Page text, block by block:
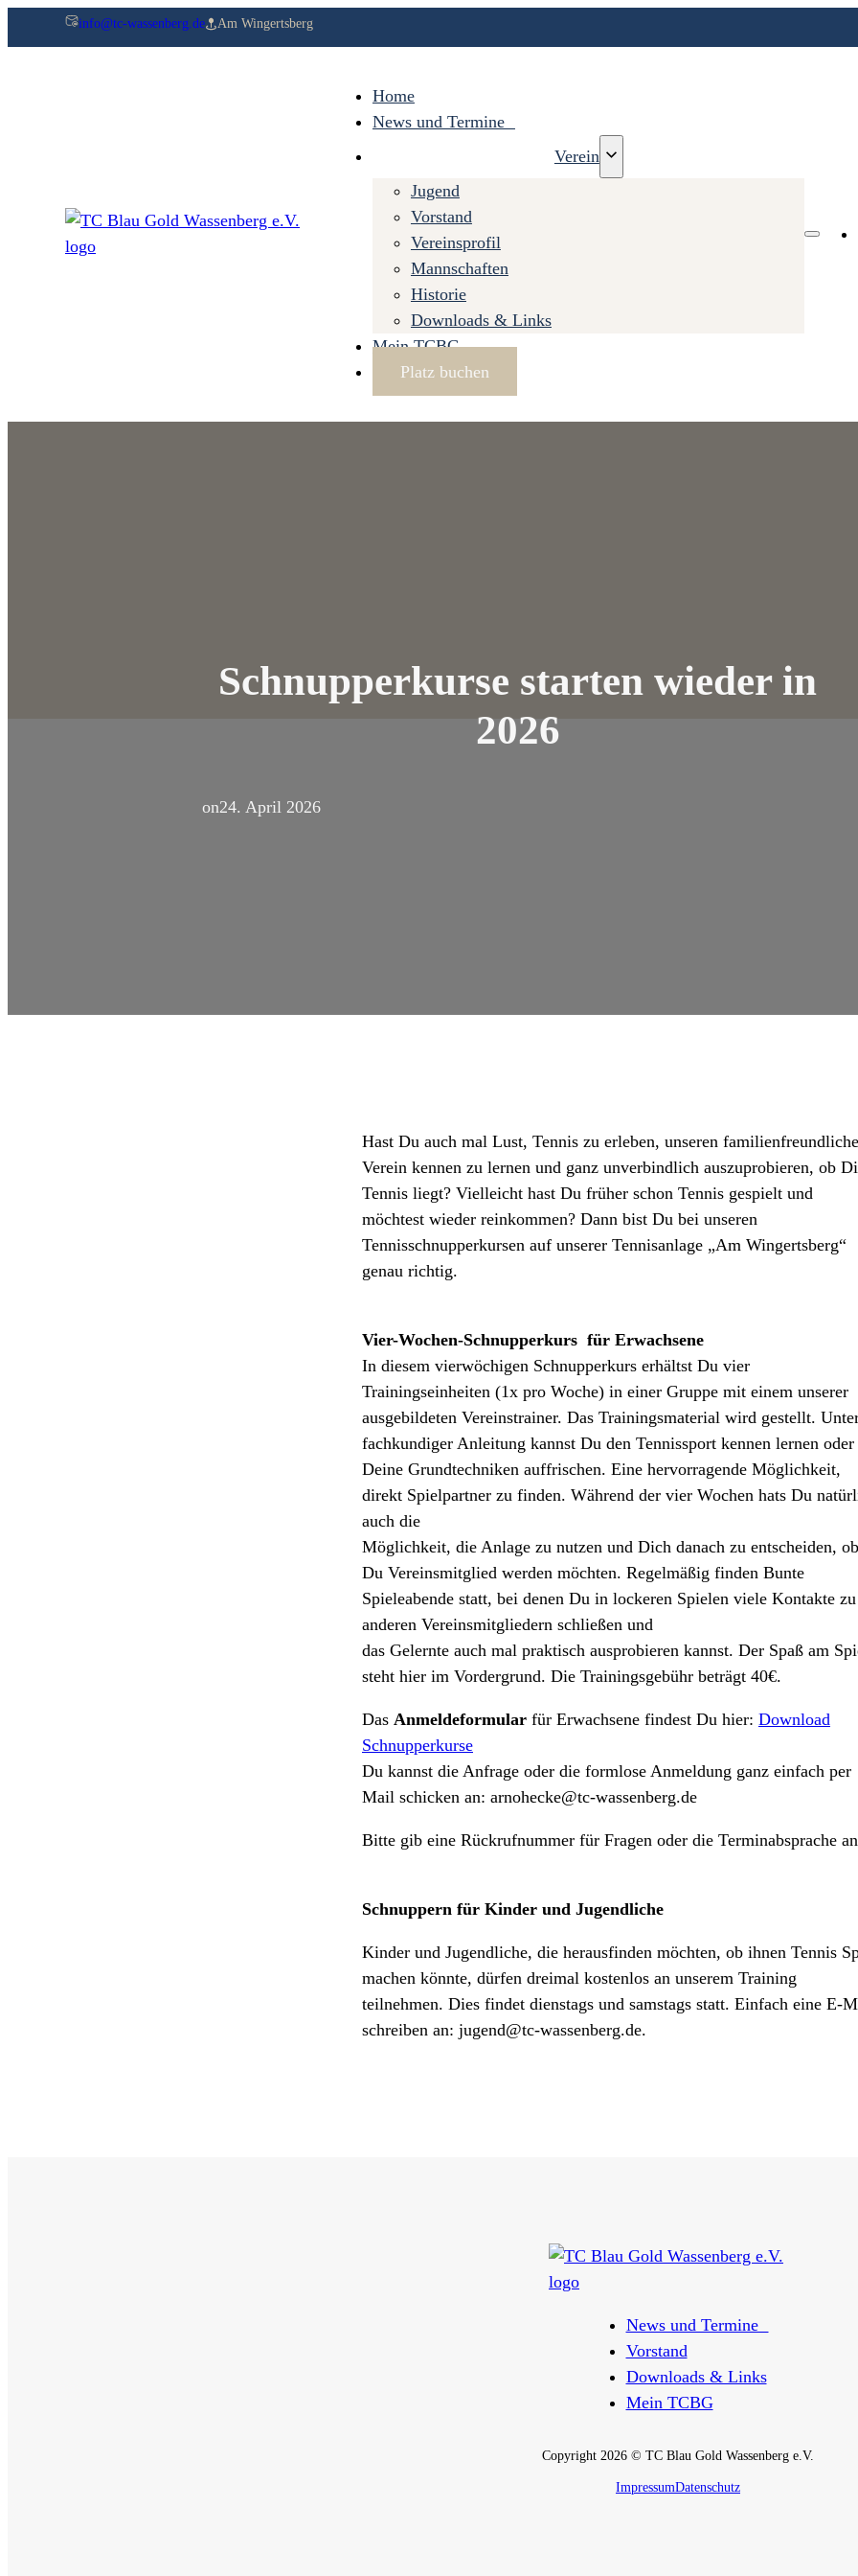
info@tc-wassenberg.de Am Wingertsberg
Home
News und Termine
Verein
Jugend
Vorstand
Vereinsprofil
Mannschaften
Historie
Downloads & Links
Mein TCBG
Platz buchen
Schnupperkurse starten wieder in
2026
on24. April 2026
Hast Du auch mal Lust, Tennis zu erleben, unseren
Verein kennen zu lernen und ganz unverbindlich auszuprobieren, ob
Tennis liegt? Vielleicht hast Du früher schon Tennis gespielt und
möchtest wieder reinkommen? Dann bist Du bei unseren
Tennisschnupperkursen auf unserer Tennisanlage „Am Wingertsberg“
genau richtig.
Vier-Wochen-Schnupperkurs für Erwachsene
In diesem vierwöchigen Schnupperkurs erhältst Du vier
Trainingseinheiten (1x pro Woche) in einer Gruppe mit einem unserer
ausgebildeten Vereinstrainer. Das Trainingsmaterial wird gestellt.
fachkundiger Anleitung kannst Du den Tennissport kennen lernen oder
Deine Grundtechniken auffrischen. Eine hervorragende Möglichkeit,
direkt Spielpartner zu finden. Während der vier Wochen hats Du
auch die
Möglichkeit, die Anlage zu nutzen und Dich danach zu entscheiden, ob
Du Vereinsmitglied werden möchten. Regelmäßig finden Bunte
Spieleabende statt, bei denen Du in lockeren Spielen viele Kontakte zu
anderen Vereinsmitgliedern schließen und
das Gelernte auch mal praktisch ausprobieren kannst. Der Spaß am
steht hier im Vordergrund. Die Trainingsgebühr beträgt 40€.
Das Anmeldeformular für Erwachsene findest Du hier: Download
Schnupperkurse
Du kannst die Anfrage oder die formlose Anmeldung ganz einfach per
Mail schicken an: arnohecke@tc-wassenberg.de
Bitte gib eine Rückrufnummer für Fragen oder die Terminabsprache
Schnuppern für Kinder und Jugendliche
Kinder und Jugendliche, die herausfinden möchten, ob ihnen Tennis
machen könnte, dürfen dreimal kostenlos an unserem Training
teilnehmen. Dies findet dienstags und samstags statt. Einfach eine E-
schreiben an: jugend@tc-wassenberg.de.
News und Termine
Vorstand
Downloads & Links
Mein TCBG
Copyright 2026 © TC Blau Gold Wassenberg e.V.
ImpressumDatenschutz